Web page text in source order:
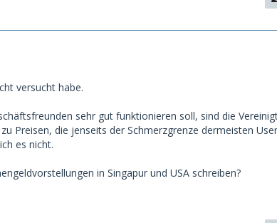
versucht habe.
sehr gut funktionieren soll, sind die
Preisen, die jenseits der Schmerzgrenze dermeisten
es nicht.
in Singapur und USA schreiben?